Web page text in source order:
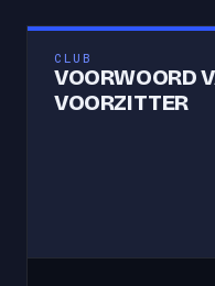
CLUB
VOORWOORD
VOORZITTER